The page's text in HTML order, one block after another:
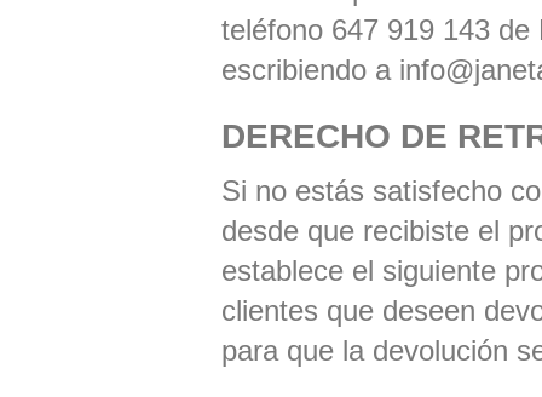
teléfono 647 919 143
escribiendo a
DERECHO DE
Si no estás satisfecho
desde que recibiste el
establece el siguiente
clientes que deseen
para que la devolución